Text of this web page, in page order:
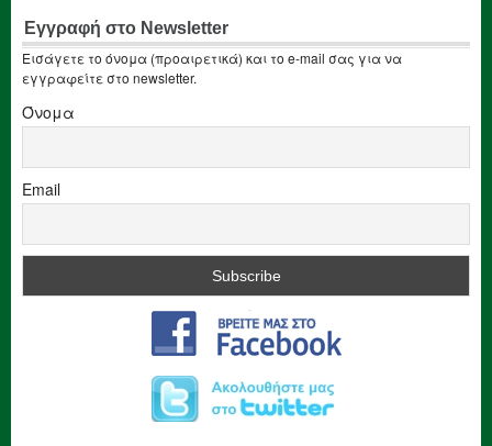
Εγγραφή στο Newsletter
Εισάγετε το όνομα (προαιρετικά) και το e-mail σας για να
εγγραφείτε στο newsletter.
Όνομα
Email